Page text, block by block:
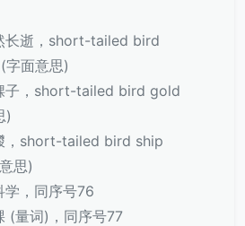
长逝，short-tailed bird
面意思)
子，short-tailed bird gold
)
，short-tailed bird ship
思)
，同序号76
(量词)，同序号77